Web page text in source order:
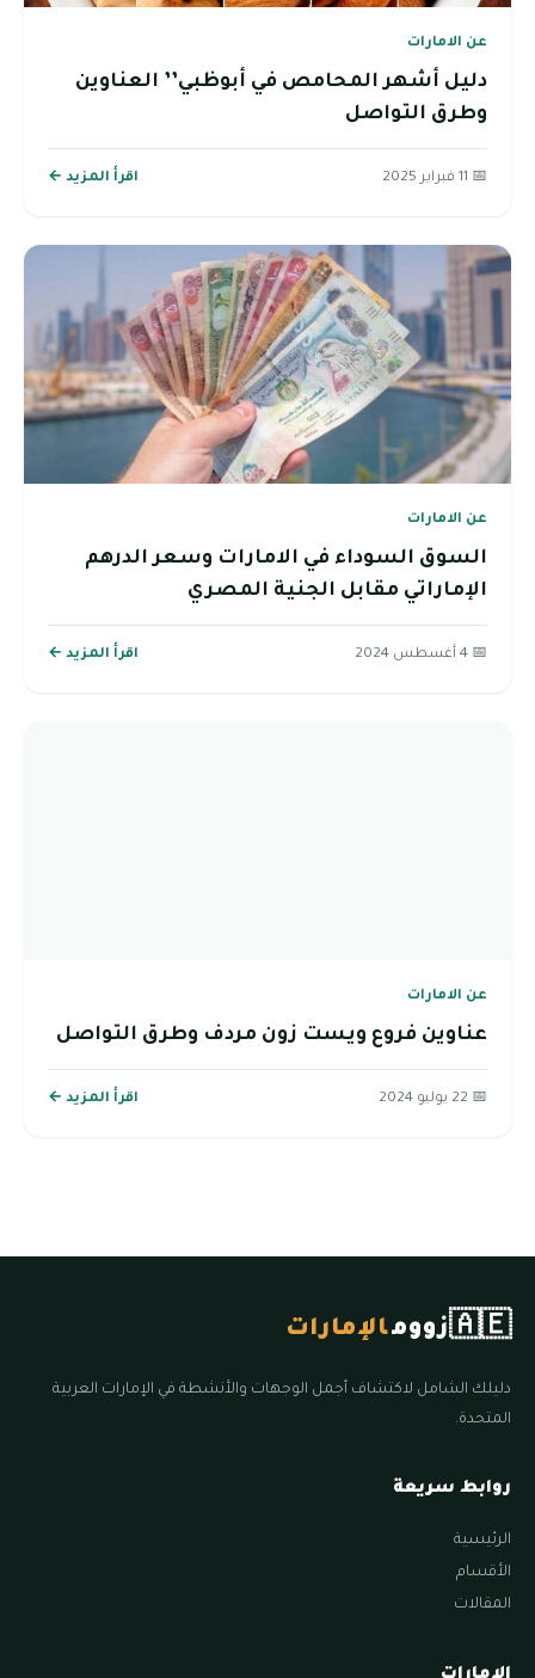
عن الامارات
دليل أشهر المحامص في أبوظبي’’ العناوين
وطرق التواصل
📅 11 فبراير 2025 اقرأ المزيد ←
عن الامارات
السوق السوداء في الامارات وسعر الدرهم
الإماراتي مقابل الجنية المصري
📅 4 أغسطس 2024 اقرأ المزيد ←
عن الامارات
عناوين فروع ويست زون مردف وطرق التواصل
📅 22 يوليو 2024 اقرأ المزيد ←
🇦🇪زوومالإمارات
دليلك الشامل لاكتشاف أجمل الوجهات والأنشطة في الإمارات العربية
المتحدة.
روابط سريعة
الرئيسية
الأقسام
المقالات